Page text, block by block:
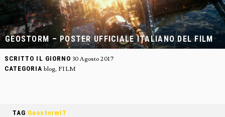
GEOSTORM – POSTER UFFICIALE ITALIANO DEL FILM
SCRITTO IL GIORNO 30 Agosto 2017
CATEGORIA blog, FILM
TAG GeostormIT